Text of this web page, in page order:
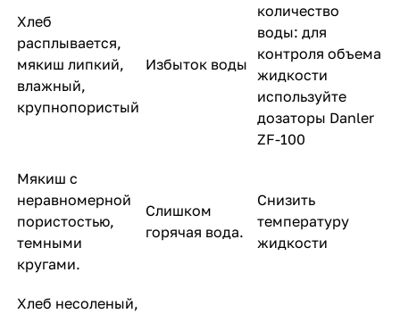
Хлеб
расплывается,
мякиш липкий,
влажный,
крупнопористый
Избыток воды
количество
воды: для
контроля объема
жидкости
используйте
дозаторы Danler
ZF-100
Мякиш с
неравномерной
пористостью,
темными
кругами.
Слишком
горячая вода.
Снизить
температуру
жидкости
Хлеб несоленый,